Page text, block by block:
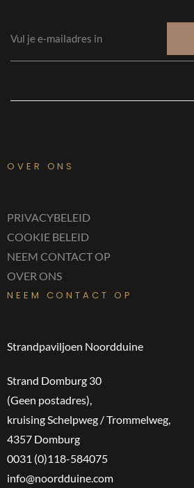
OVER ONS
PRIVACYBELEID
COOKIE BELEID
NEEM CONTACT OP
OVER ONS
NEEM CONTACT OP
Strandpaviljoen Noordduine
Strand Domburg 30
(Geen postadres),
kruising Schelpweg / Trommelweg,
4357 Domburg
0031 (0)118-584075
info@noordduine.com